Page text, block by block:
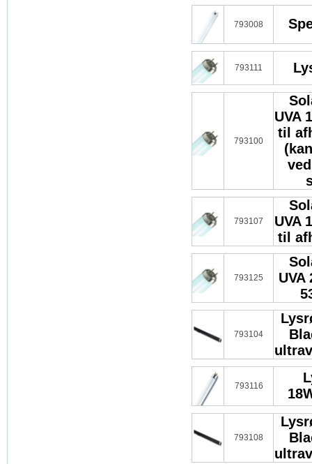
793008
793111
793100
UVA
til
793107
UVA
til
793125
UVA
793104
793116
793108